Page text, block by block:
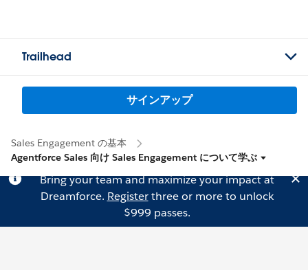
Trailhead
サインアップ
Sales Engagement の基本
Agentforce Sales 向け Sales Engagement について学ぶ
Bring your team and maximize your impact at
Dreamforce. Registerthree or more to unlock
$999 passes.